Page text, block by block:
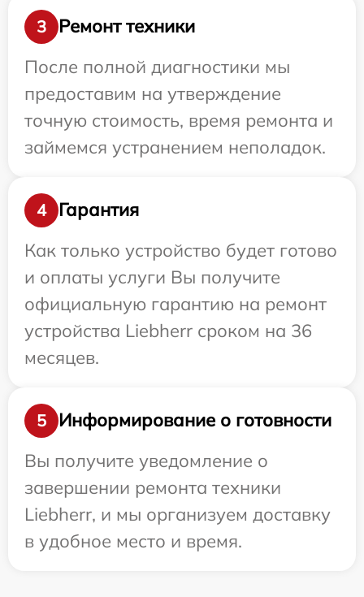
3
Ремонт техники
После полной диагностики мы
предоставим на утверждение
точную стоимость, время ремонта и
займемся устранением неполадок.
4
Гарантия
Как только устройство будет готово
и оплаты услуги Вы получите
официальную гарантию на ремонт
устройства Liebherr сроком на 36
месяцев.
5
Информирование о готовности
Вы получите уведомление о
завершении ремонта техники
Liebherr, и мы организуем доставку
в удобное место и время.